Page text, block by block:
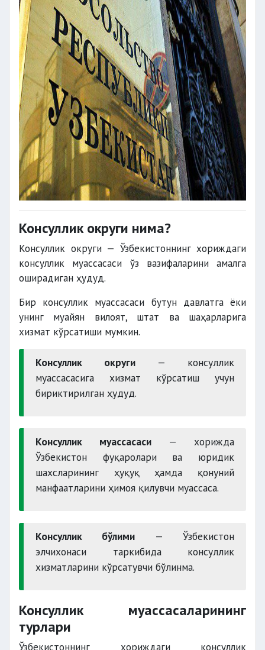
Консуллик округи нима?
Консуллик округи — Ўзбекистоннинг хориждаги
консуллик муассасаси ўз вазифаларини амалга
оширадиган ҳудуд.
Бир консуллик муассасаси бутун давлатга ёки
унинг муайян вилоят, штат ва шаҳарларига
хизмат кўрсатиши мумкин.
Консуллик округи — консуллик
муассасасига хизмат кўрсатиш учун
бириктирилган ҳудуд.
Консуллик муассасаси — хорижда
Ўзбекистон фуқаролари ва юридик
шахсларининг ҳуқуқ ҳамда қонуний
манфаатларини ҳимоя қилувчи муассаса.
Консуллик бўлими — Ўзбекистон
элчихонаси таркибида консуллик
хизматларини кўрсатувчи бўлинма.
Консуллик муассасаларининг
турлари
Ўзбекистоннинг хориждаги консуллик